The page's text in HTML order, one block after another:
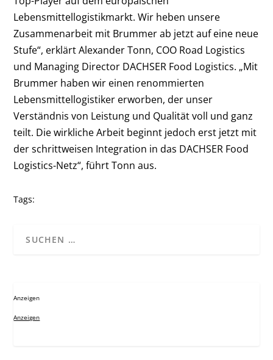
Lebensmittellogistikmarkt. Wir heben unsere
Zusammenarbeit mit Brummer ab jetzt auf eine neue
Stufe“, erklärt Alexander Tonn, COO Road Logistics
und Managing Director DACHSER Food Logistics. „Mit
Brummer haben wir einen renommierten
Lebensmittellogistiker erworben, der unser
Verständnis von Leistung und Qualität voll und ganz
teilt. Die wirkliche Arbeit beginnt jedoch erst jetzt mit
der schrittweisen Integration in das DACHSER Food
Logistics-Netz“, führt Tonn aus.
Tags:
Anzeigen
Anzeigen